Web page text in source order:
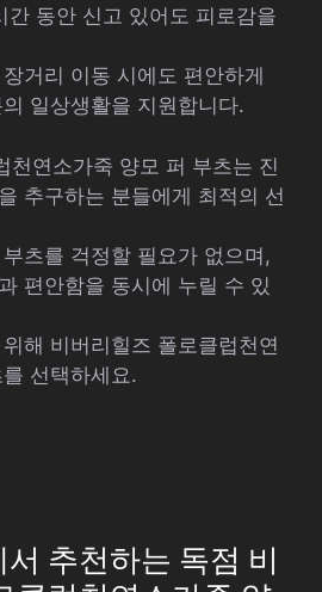
간 동안 신고 있어도 피로감을
거리 이동 시에도 편안하게
일상생활을 지원합니다.
천연소가죽 양모 퍼 부츠는 진
추구하는 분들에게 최적의 선
츠를 걱정할 필요가 없으며,
편안함을 동시에 누릴 수 있
해 비버리힐즈 폴로클럽천연
선택하세요.
추천하는 독점 비